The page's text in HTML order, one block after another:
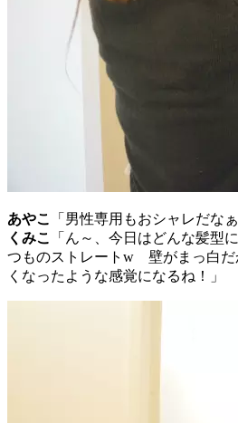
あやこ
「男性専用もおシャレだな
くみこ
「ん～、今日はどんな髪型
つものストレートw 壁がまっ白だ
くなったような感覚になるね！」